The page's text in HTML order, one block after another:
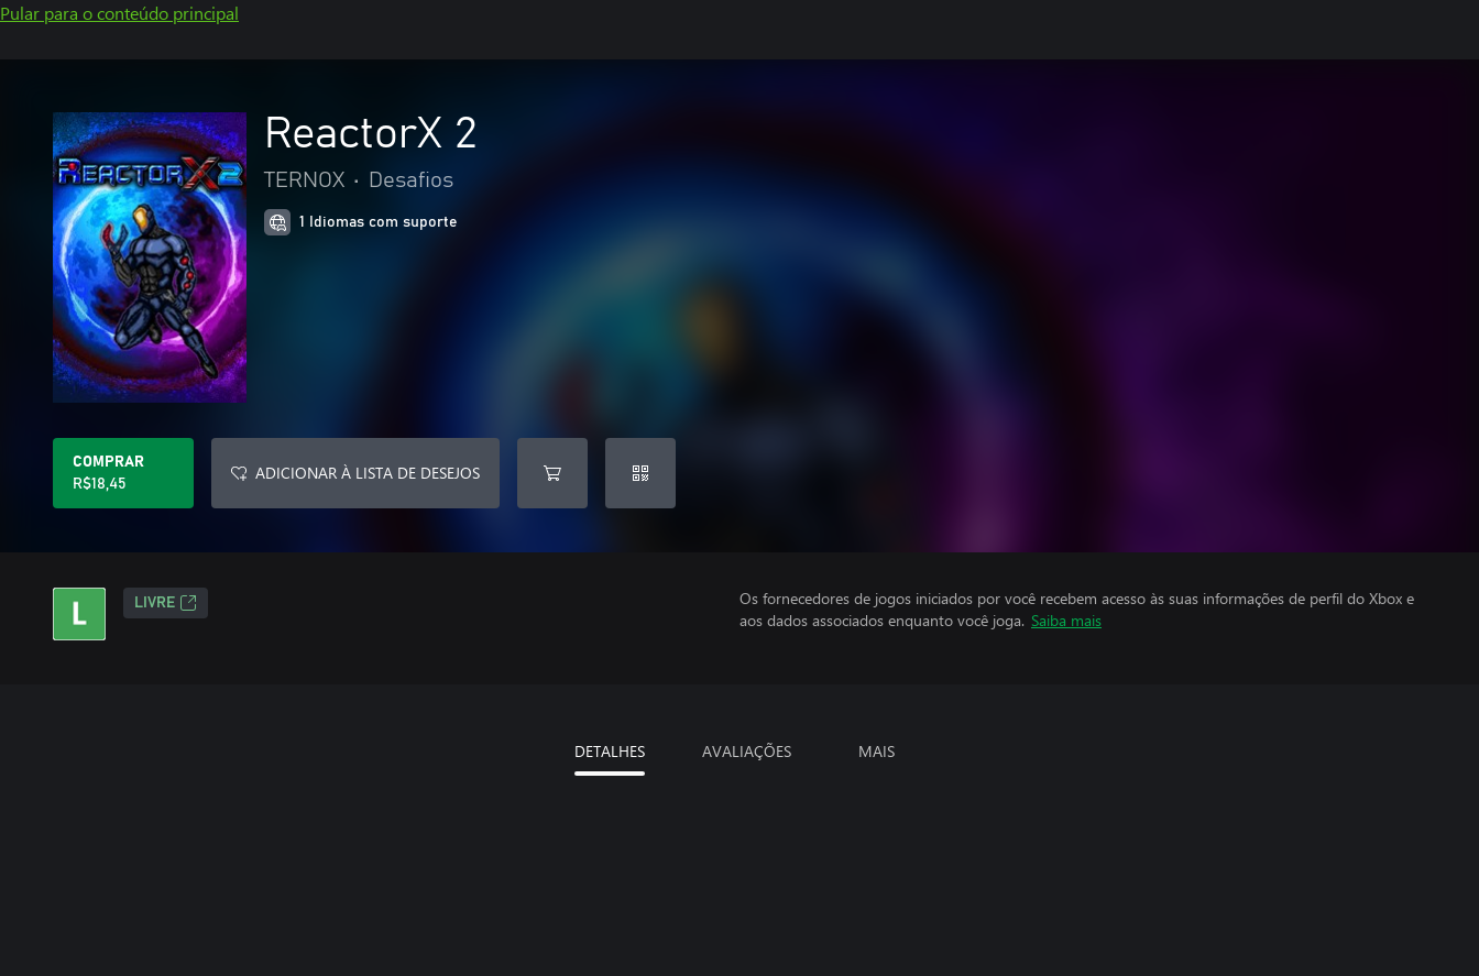
Pular para o conteúdo principal
ReactorX 2
TERNOX • Desafios
1 Idiomas com suporte
COMPRAR
R$18,45
ADICIONAR À LISTA DE DESEJOS
LIVRE
Os fornecedores de jogos iniciados por você recebem acesso às suas informações de perfil do Xbox e
aos dados associados enquanto você joga. Saiba mais
DETALHES AVALIAÇÕES MAIS